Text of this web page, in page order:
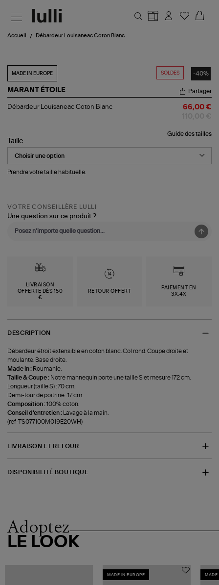
Accueil Débardeur Louisaneac Coton Blanc
SOLDES -40%
MADE IN EUROPE
MARANT ÉTOILE
Débardeur
Partager
Débardeur Louisaneac Coton Blanc 66,00 €
Guide des tailles
Taille
Prendre votre taille habituelle.
VOTRE CONSEILLÈRE LULLI
Une question sur ce produit ?
LIVRAISON
OFFERTE DÈS 150
€
RETOUR OFFERT
PAIEMENT EN
3X,4X
DESCRIPTION
Débardeur étroit extensible en coton blanc. Col rond. Coupe droite et
moulante. Base droite.
Made in : Roumanie.
Taille & Coupe : Notre mannequin porte une taille S et mesure 172 cm.
Longueur (taille S) : 70 cm.
Demi-tour de poitrine : 17 cm.
Composition :100% coton.
Conseil d'entretien :
Lavage à la main.
(ref-TS077100M019E20WH)
LIVRAISON ET RETOUR
DISPONIBILITÉ BOUTIQUE
Adoptez
LE LOOK
MADE IN EUROPE MADE